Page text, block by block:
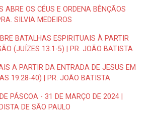
ABRE OS CÉUS E ORDENA BÊNÇÃOS
SILVIA MEDEIROS
BATALHAS ESPIRITUAIS À PARTIR
(JUÍZES 13.1-5) | PR. JOÃO BATISTA
A PARTIR DA ENTRADA DE JESUS EM
19.28-40) | PR. JOÃO BATISTA
PÁSCOA - 31 DE MARÇO DE 2024 |
DE SÃO PAULO